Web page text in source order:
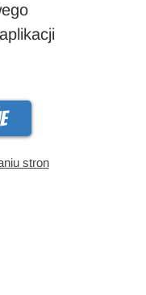
stron